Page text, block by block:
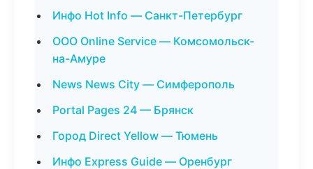
Инфо Hot Info — Санкт-Петербург
ООО Online Service — Комсомольск-
на-Амуре
News News City — Симферополь
Portal Pages 24 — Брянск
Город Direct Yellow — Тюмень
Инфо Express Guide — Оренбург